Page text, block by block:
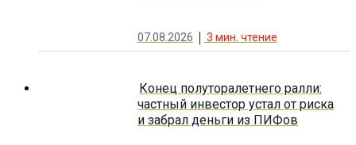
07.08.2026 3 мин. чтение
Конец полуторалетнего ралли:
частный инвестор устал от риска
и забрал деньги из ПИФов